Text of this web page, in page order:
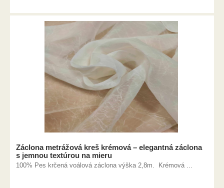
Záclona metrážová kreš krémová – elegantná záclona
s jemnou textúrou na mieru
100% Pes krčená voálová záclona výška 2,8m. Krémová ...